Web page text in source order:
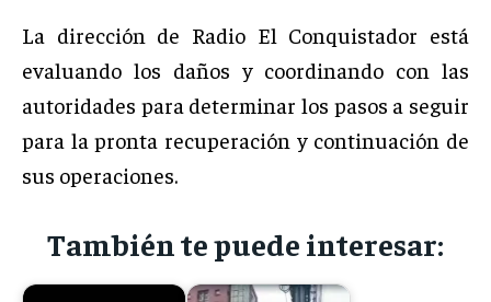
La dirección de Radio El Conquistador está
evaluando los daños y coordinando con las
autoridades para determinar los pasos a seguir
para la pronta recuperación y continuación de
sus operaciones.
También te puede interesar: